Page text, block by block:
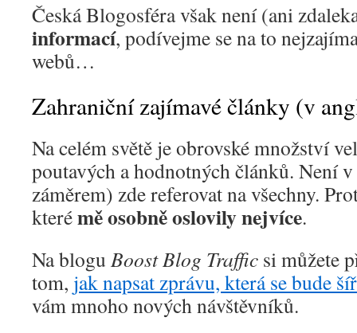
Česká Blogosféra však není (ani
informací, podívejme se na to
webů…
Zahraniční zajímavé články (v
Na celém světě je obrovské množství
poutavých a hodnotných článků. Není
záměrem) zde referovat na všechny.
kterémě osobně oslovily nejvíce.
Na blogu Boost Blog Traffic si můžete
tom, jak napsat zprávu, která se bude
vám mnoho nových návštěvníků.